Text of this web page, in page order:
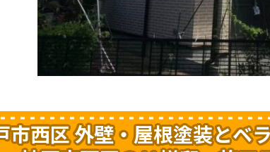
市西区 外壁・屋根塗装とベ